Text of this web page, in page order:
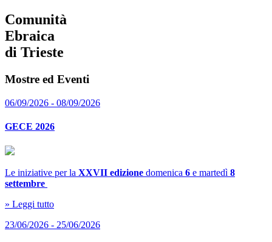
Comunità
Ebraica
di Trieste
Mostre ed Eventi
06/09/2026 - 08/09/2026
GECE 2026
Le iniziative per la XXVII edizione domenica 6 e martedì 8
settembre
» Leggi tutto
23/06/2026 - 25/06/2026